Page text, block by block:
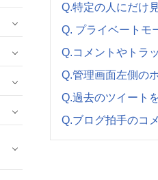
Q.特定の人にだけ
Q. プライベートモ
Q.コメントやトラ
Q.管理画面左側の
Q.過去のツイート
Q.ブログ拍手のコ